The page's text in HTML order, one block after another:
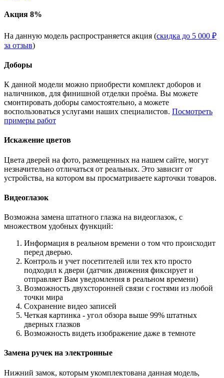
Акция 8%
На данную модель распространяется акция (скидка до 5 000 ₽
за отзыв)
Доборы
К данной модели можно приобрести комплект доборов и
наличников, для финишной отделки проёма. Вы можете
смонтировать доборы самостоятельно, а можете
воспользоваться услугами наших специалистов. Посмотреть
примеры работ
Искажение цветов
Цвета дверей на фото, размещенных на нашем сайте, могут
незначительно отличаться от реальных. Это зависит от
устройства, на котором вы просматриваете карточки товаров.
Видеоглазок
Возможна замена штатного глазка на видеоглазок, с
множеством удобных функций:
Информация в реальном времени о том что происходит
перед дверью.
Контроль и учет посетителей или тех кто просто
подходил к двери (датчик движения фиксирует и
отправляет Вам уведомления в реальном времени)
Возможность двухсторонней связи с гостями из любой
точки мира
Сохранение видео записей
Четкая картинка - угол обзора выше 99% штатных
дверных глазков
Возможность видеть изображение даже в темноте
Замена ручек на электронные
Нижний замок, которым укомплектована данная модель,